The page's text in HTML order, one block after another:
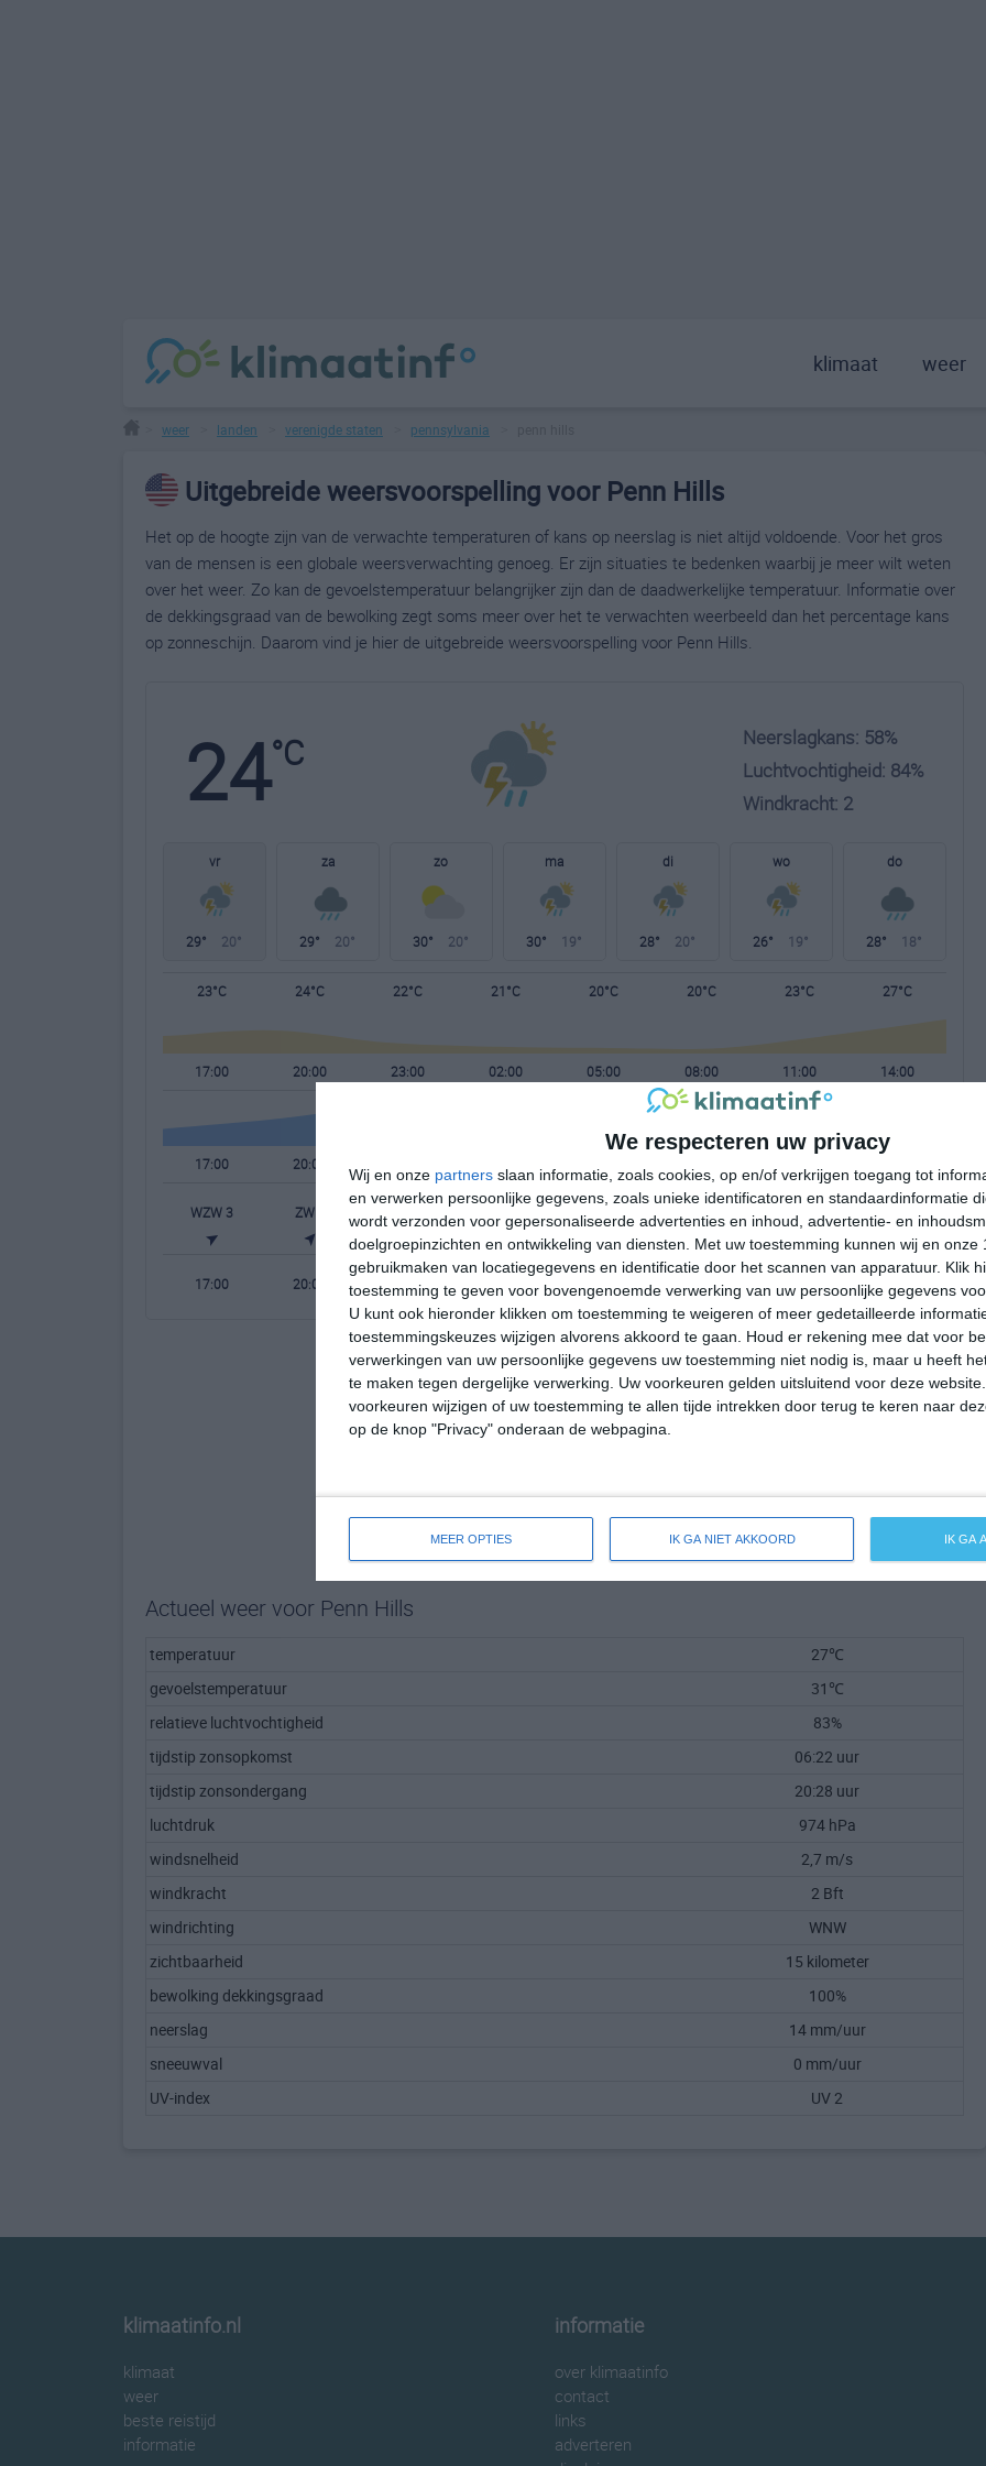
We respecteren uw privacy
Wij en onze partners slaan informatie, zoals cookies, op en/of verkrijgen toegang tot
en verwerken persoonlijke gegevens, zoals unieke identificatoren en standaardinformatie
wordt verzonden voor gepersonaliseerde advertenties en inhoud, advertentie- en
doelgroepinzichten en ontwikkeling van diensten.
Met uw toestemming kunnen wij en onze
gebruikmaken van locatiegegevens en identificatie door het scannen van apparatuur. Klik
toestemming te geven voor bovengenoemde verwerking van uw persoonlijke gegevens
U kunt ook hieronder klikken om toestemming te weigeren of meer gedetailleerde
toestemmingskeuzes wijzigen alvorens akkoord te gaan.
Houd er rekening mee dat voor
verwerkingen van uw persoonlijke gegevens uw toestemming niet nodig is, maar u heeft
te maken tegen dergelijke verwerking. Uw voorkeuren gelden uitsluitend voor deze
voorkeuren wijzigen of uw toestemming te allen tijde intrekken door terug te keren naar
op de knop "Privacy" onderaan de webpagina.
MEER OPTIES IK GA NIET AKKOORD IK GA
klimaat weer
weer landen verenigde staten pennsylvania
Uitgebreide weersvoorspelling voor Penn Hills
Het op de hoogte zijn van de verwachte temperaturen of kans op neerslag is niet altijd voldoende. Voor het gros
van de mensen is een globale weersverwachting genoeg. Er zijn situaties te bedenken waarbij je meer wilt weten
over het weer. Zo kan de gevoelstemperatuur belangrijker zijn dan de daadwerkelijke temperatuur. Informatie over
de dekkingsgraad van de bewolking zegt soms meer over het te verwachten weerbeeld dan het percentage kans
op zonneschijn. Daarom vind je hier de uitgebreide weersvoorspelling voor Penn Hills.
24°C
Neerslagkans: 58%
Luchtvochtigheid: 84%
Windkracht: 2
vr
29° 20°
za
29° 20°
zo
30° 20°
ma
30° 19°
di
28° 20°
wo
26° 19°
do
28° 18°
23°C 24°C 22°C 21°C 20°C 20°C 23°C 27°C
17:00 20:00 23:00 02:00 05:00 08:00 11:00 14:00
17:00 20:00
WZW 3 ZW 2 Z 2 Z 3 ZW 3 WZW 4
17:00 20:00 23:00 08:00
Actueel weer voor Penn Hills
temperatuur
27℃
gevoelstemperatuur
31℃
relatieve luchtvochtigheid
83%
tijdstip zonsopkomst
06:22 uur
tijdstip zonsondergang
20:28 uur
luchtdruk
974 hPa
windsnelheid
2,7 m/s
windkracht
2 Bft
windrichting
WNW
zichtbaarheid
15 kilometer
bewolking dekkingsgraad
100%
neerslag
14 mm/uur
sneeuwval
0 mm/uur
UV-index
UV 2
klimaatinfo.nl
klimaat
weer
beste reistijd
informatie
informatie
over klimaatinfo
contact
links
adverteren